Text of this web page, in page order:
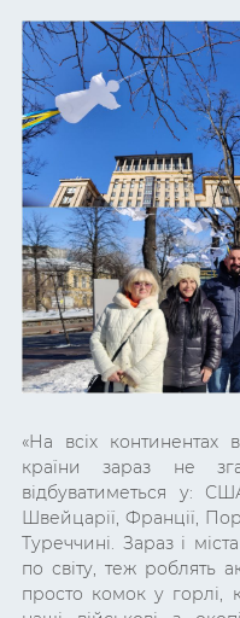
«На всіх континентах
країни зараз не
відбуватиметься у:
Швейцарії, Франції,
Туреччині. Зараз і
по світу, теж роблять
просто комок у горлі,